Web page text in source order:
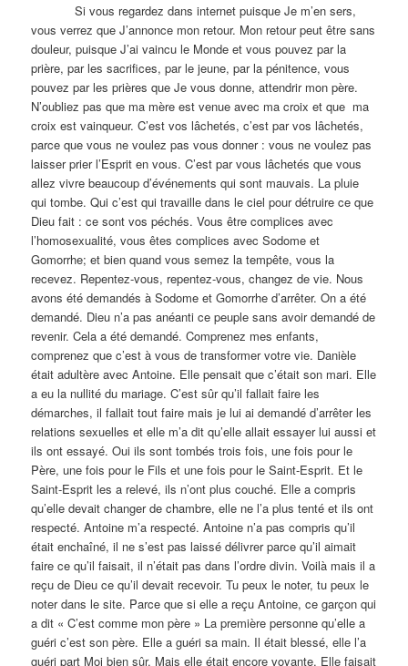
Si vous regardez dans internet puisque Je m’en sers,
vous verrez que J’annonce mon retour. Mon retour peut être sans
douleur, puisque J’ai vaincu le Monde et vous pouvez par la
prière, par les sacrifices, par le jeune, par la pénitence, vous
pouvez par les prières que Je vous donne, attendrir mon père.
N’oubliez pas que ma mère est venue avec ma croix et que ma
croix est vainqueur. C’est vos lâchetés, c’est par vos lâchetés,
parce que vous ne voulez pas vous donner : vous ne voulez pas
laisser prier l’Esprit en vous. C’est par vous lâchetés que vous
allez vivre beaucoup d’événements qui sont mauvais. La pluie
qui tombe. Qui c’est qui travaille dans le ciel pour détruire ce que
Dieu fait : ce sont vos péchés. Vous être complices avec
l’homosexualité, vous êtes complices avec Sodome et
Gomorrhe; et bien quand vous semez la tempête, vous la
recevez. Repentez-vous, repentez-vous, changez de vie. Nous
avons été demandés à Sodome et Gomorrhe d’arrêter. On a été
demandé. Dieu n’a pas anéanti ce peuple sans avoir demandé de
revenir. Cela a été demandé. Comprenez mes enfants,
comprenez que c’est à vous de transformer votre vie. Danièle
était adultère avec Antoine. Elle pensait que c’était son mari. Elle
a eu la nullité du mariage. C’est sûr qu’il fallait faire les
démarches, il fallait tout faire mais je lui ai demandé d’arrêter les
relations sexuelles et elle m’a dit qu’elle allait essayer lui aussi et
ils ont essayé. Oui ils sont tombés trois fois, une fois pour le
Père, une fois pour le Fils et une fois pour le Saint-Esprit. Et le
Saint-Esprit les a relevé, ils n’ont plus couché. Elle a compris
qu’elle devait changer de chambre, elle ne l’a plus tenté et ils ont
respecté. Antoine m’a respecté. Antoine n’a pas compris qu’il
était enchaîné, il ne s’est pas laissé délivrer parce qu’il aimait
faire ce qu’il faisait, il n’était pas dans l’ordre divin. Voilà mais il a
reçu de Dieu ce qu’il devait recevoir. Tu peux le noter, tu peux le
noter dans le site. Parce que si elle a reçu Antoine, ce garçon qui
a dit « C’est comme mon père » La première personne qu’elle a
guéri c’est son père. Elle a guéri sa main. Il était blessé, elle l’a
guéri part Moi bien sûr. Mais elle était encore voyante. Elle faisait